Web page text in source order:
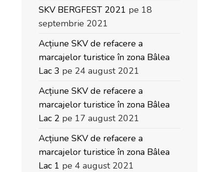
SKV BERGFEST 2021 pe 18
septembrie 2021
Acțiune SKV de refacere a
marcajelor turistice în zona Bâlea
Lac 3 pe 24 august 2021
Acțiune SKV de refacere a
marcajelor turistice în zona Bâlea
Lac 2 pe 17 august 2021
Acțiune SKV de refacere a
marcajelor turistice în zona Bâlea
Lac 1 pe 4 august 2021